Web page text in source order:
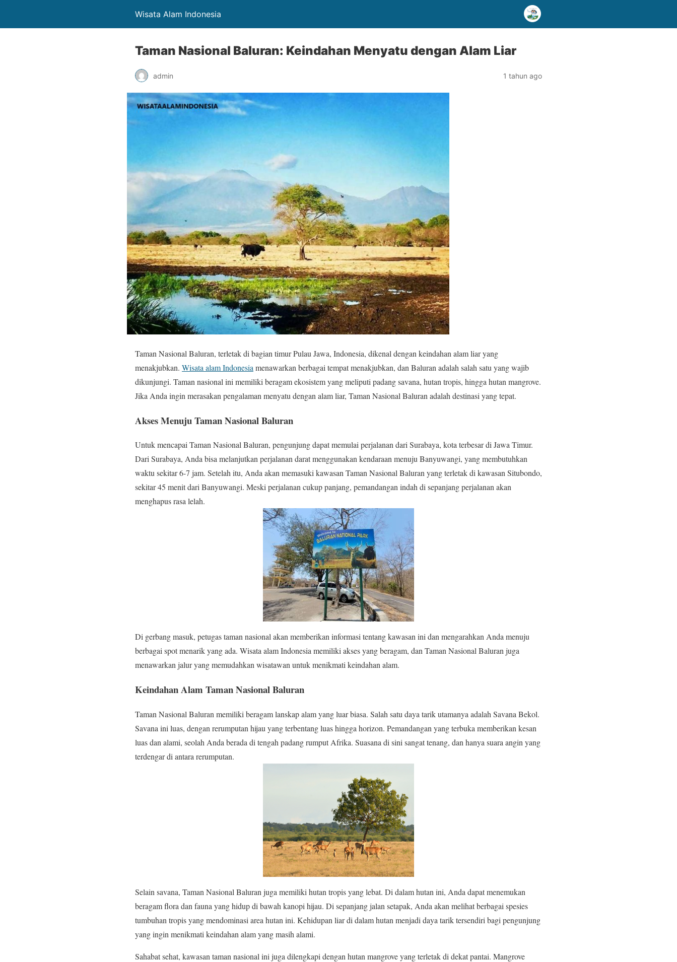
Wisata Alam Indonesia
Taman Nasional Baluran: Keindahan Menyatu dengan Alam Liar
admin 1 tahun ago
Taman Nasional Baluran, terletak di bagian timur Pulau Jawa, Indonesia, dikenal dengan keindahan alam liar yang
menakjubkan. Wisata alam Indonesia menawarkan berbagai tempat menakjubkan, dan Baluran adalah salah satu yang wajib
dikunjungi. Taman nasional ini memiliki beragam ekosistem yang meliputi padang savana, hutan tropis, hingga hutan mangrove.
Jika Anda ingin merasakan pengalaman menyatu dengan alam liar, Taman Nasional Baluran adalah destinasi yang tepat.
Akses Menuju Taman Nasional Baluran
Untuk mencapai Taman Nasional Baluran, pengunjung dapat memulai perjalanan dari Surabaya, kota terbesar di Jawa Timur.
Dari Surabaya, Anda bisa melanjutkan perjalanan darat menggunakan kendaraan menuju Banyuwangi, yang membutuhkan
waktu sekitar 6-7 jam. Setelah itu, Anda akan memasuki kawasan Taman Nasional Baluran yang terletak di kawasan Situbondo,
sekitar 45 menit dari Banyuwangi. Meski perjalanan cukup panjang, pemandangan indah di sepanjang perjalanan akan
menghapus rasa lelah.
Di gerbang masuk, petugas taman nasional akan memberikan informasi tentang kawasan ini dan mengarahkan Anda menuju
berbagai spot menarik yang ada. Wisata alam Indonesia memiliki akses yang beragam, dan Taman Nasional Baluran juga
menawarkan jalur yang memudahkan wisatawan untuk menikmati keindahan alam.
Keindahan Alam Taman Nasional Baluran
Taman Nasional Baluran memiliki beragam lanskap alam yang luar biasa. Salah satu daya tarik utamanya adalah Savana Bekol.
Savana ini luas, dengan rerumputan hijau yang terbentang luas hingga horizon. Pemandangan yang terbuka memberikan kesan
luas dan alami, seolah Anda berada di tengah padang rumput Afrika. Suasana di sini sangat tenang, dan hanya suara angin yang
terdengar di antara rerumputan.
Selain savana, Taman Nasional Baluran juga memiliki hutan tropis yang lebat. Di dalam hutan ini, Anda dapat menemukan
beragam flora dan fauna yang hidup di bawah kanopi hijau. Di sepanjang jalan setapak, Anda akan melihat berbagai spesies
tumbuhan tropis yang mendominasi area hutan ini. Kehidupan liar di dalam hutan menjadi daya tarik tersendiri bagi pengunjung
yang ingin menikmati keindahan alam yang masih alami.
Sahabat sehat, kawasan taman nasional ini juga dilengkapi dengan hutan mangrove yang terletak di dekat pantai. Mangrove